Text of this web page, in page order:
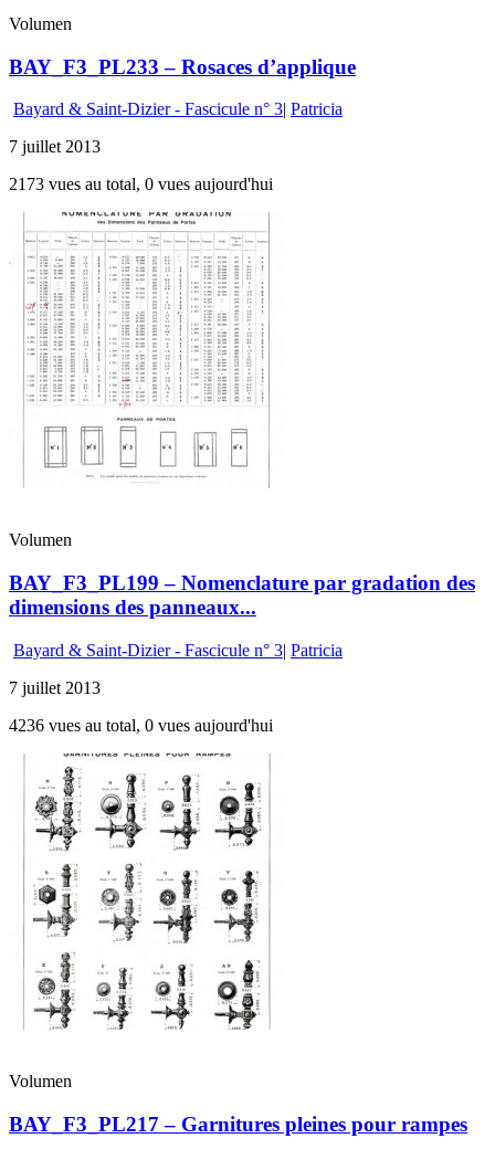
Volumen
BAY_F3_PL233 – Rosaces d’applique
Bayard & Saint-Dizier - Fascicule n° 3| Patricia
7 juillet 2013
2173 vues au total, 0 vues aujourd'hui
Volumen
BAY_F3_PL199 – Nomenclature par gradation des
dimensions des panneaux...
Bayard & Saint-Dizier - Fascicule n° 3| Patricia
7 juillet 2013
4236 vues au total, 0 vues aujourd'hui
Volumen
BAY_F3_PL217 – Garnitures pleines pour rampes